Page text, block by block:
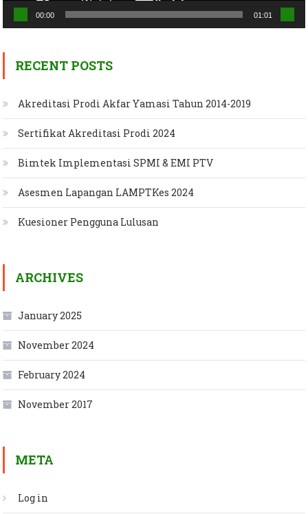
00:00 01:01
RECENT POSTS
Akreditasi Prodi Akfar Yamasi Tahun 2014-2019
Sertifikat Akreditasi Prodi 2024
Bimtek Implementasi SPMI & EMI PTV
Asesmen Lapangan LAMPTKes 2024
Kuesioner Pengguna Lulusan
ARCHIVES
January 2025
November 2024
February 2024
November 2017
META
Log in